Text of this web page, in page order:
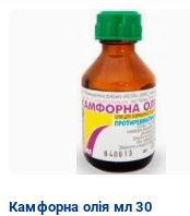
Камфорна олія мл 30